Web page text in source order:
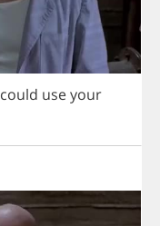
could useyour